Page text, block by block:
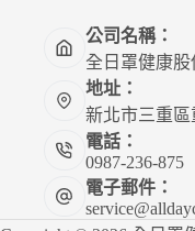
公司名稱：
全日罩健康股
地址：
新北市三重區
電話：
0987-236-875
電子郵件：